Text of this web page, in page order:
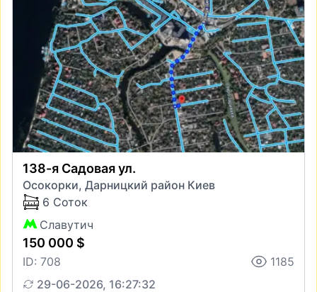
138-я Садовая ул.
Осокорки, Дарницкий район Киев
6 Соток
Славутич
150 000 $
ID: 708
1185
29-06-2026, 16:27:32